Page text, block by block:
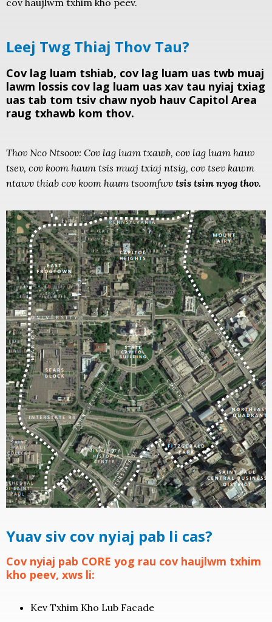
cov haujlwm txhim kho peev.
Leej Twg Thiaj Thov Tau?
Cov lag luam tshiab, cov lag luam uas twb muaj
lawm lossis cov lag luam uas xav tau nyiaj txiag
uas tab tom tsiv chaw nyob hauv Capitol Area
raug txhawb kom thov.
Thov Nco Ntsoov: Cov lag luam txawb, cov lag luam hauv
tsev, cov koom haum tsis muaj txiaj ntsig, cov tsev kawm
ntawv thiab cov koom haum tsoomfwv tsis tsim nyog thov.
Yuav siv cov nyiaj pab li cas?
Cov nyiaj pab CORE yog rau cov haujlwm txhim
kho peev, xws li:
Kev Txhim Kho Lub Facade